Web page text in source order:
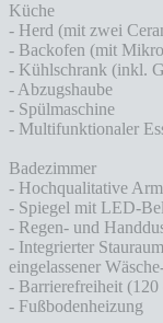
Küche
- Herd (mit zwei
- Backofen (mit
- Kühlschrank (inkl.
- Abzugshaube
- Spülmaschine
- Multifunktionaler
Badezimmer
- Hochqualitative
- Spiegel mit LED-
- Regen- und
- Integrierter
eingelassener
- Barrierefreiheit
- Fußbodenheizung